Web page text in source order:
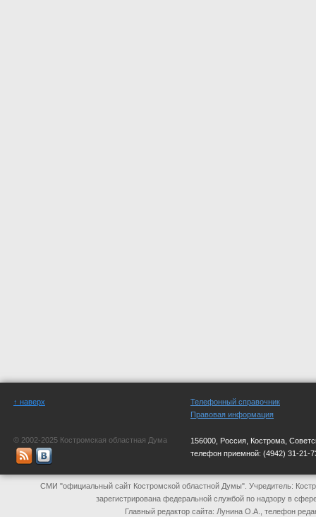
↑ наверх
© 2002-2025 Костромская областная Дума
Телефонный справочник
Правовая информация
156000, Россия, Кострома,
телефон приемной: (4942) 31-21-
СМИ "официальный сайт Костромской областной Думы". Учредитель:
зарегистрирована федеральной службой по надзору в
Главный редактор сайта: Лунина О.А., телефон